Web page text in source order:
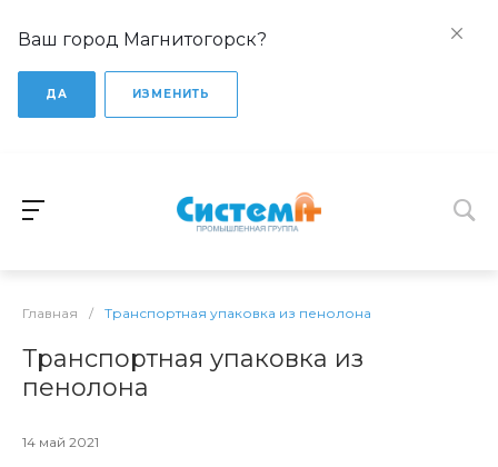
Ваш город Магнитогорск?
ДА ИЗМЕНИТЬ
Главная / Транспортная упаковка из пенолона
Транспортная упаковка из
пенолона
14 май 2021